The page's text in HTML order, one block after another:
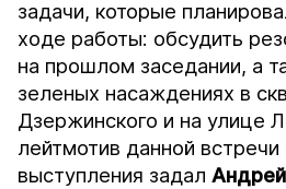
задачи, которые
ходе работы: обсудить
на прошлом заседании, а
зеленых насаждениях в
Дзержинского и на улице
лейтмотив данной
выступления задалАндрей